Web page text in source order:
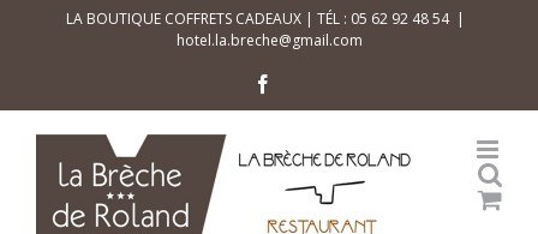
LA BOUTIQUE COFFRETS CADEAUX | TÉL : 05 62 92 48 54 |
hotel.la.breche@gmail.com